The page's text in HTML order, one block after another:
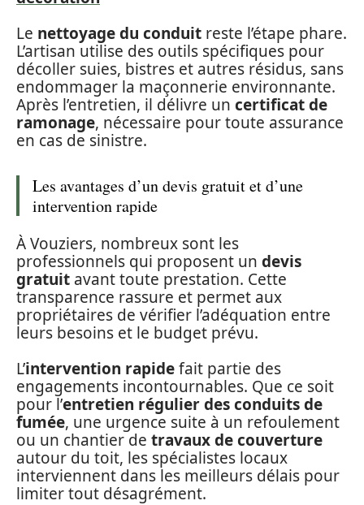
Le nettoyage du conduit reste l’étape phare.
L’artisan utilise des outils spécifiques pour
décoller suies, bistres et autres résidus, sans
endommager la maçonnerie environnante.
Après l’entretien, il délivre un certificat de
ramonage, nécessaire pour toute assurance
en cas de sinistre.
Les avantages d’un devis gratuit et d’une
intervention rapide
À Vouziers, nombreux sont les
professionnels qui proposent un devis
gratuit avant toute prestation. Cette
transparence rassure et permet aux
propriétaires de vérifier l’adéquation entre
leurs besoins et le budget prévu.
L’intervention rapidefait partie des
engagements incontournables. Que ce soit
pour l’entretien régulier des conduits de
fumée, une urgence suite à un refoulement
ou un chantier de travaux de couverture
autour du toit, les spécialistes locaux
interviennent dans les meilleurs délais pour
limiter tout désagrément.